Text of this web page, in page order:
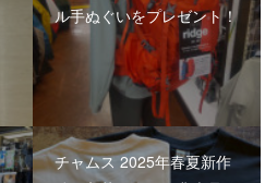
ル手ぬぐいをプレゼント！
チャムス 2025年春夏新作